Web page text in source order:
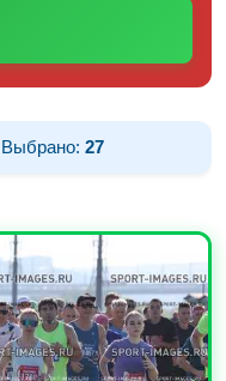
Выбрано:27